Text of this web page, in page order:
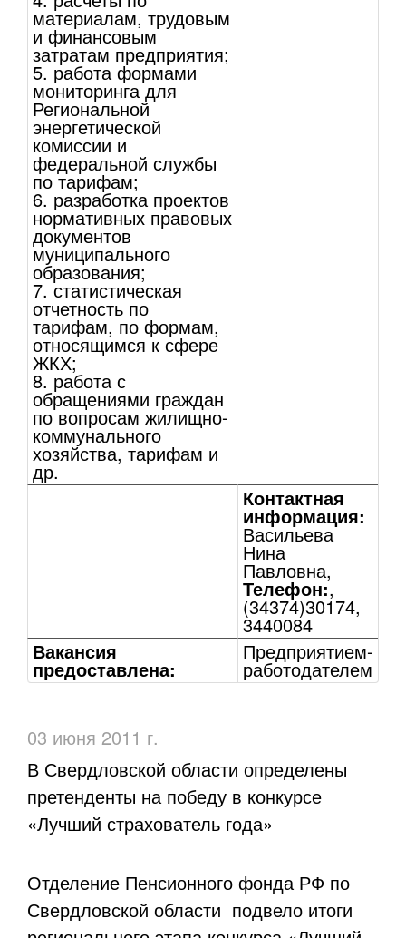
материалам, трудовым
и финансовым
затратам предприятия;
5. работа формами
мониторинга для
Региональной
энергетической
комиссии и
федеральной службы
по тарифам;
6. разработка проектов
нормативных правовых
документов
муниципального
образования;
7. статистическая
отчетность по
тарифам, по формам,
относящимся к сфере
ЖКХ;
8. работа с
обращениями граждан
по вопросам жилищно-
коммунального
хозяйства, тарифам и
др.
Контактная
информация:
Васильева
Нина
Павловна,
Телефон:,
(34374)30174,
3440084
Вакансия
предоставлена:
Предприятием-
работодателем
03 июня 2011 г.
В Свердловской области определены
претенденты на победу в конкурсе
«Лучший страхователь года»
Отделение Пенсионного фонда РФ по
Свердловской области подвело итоги